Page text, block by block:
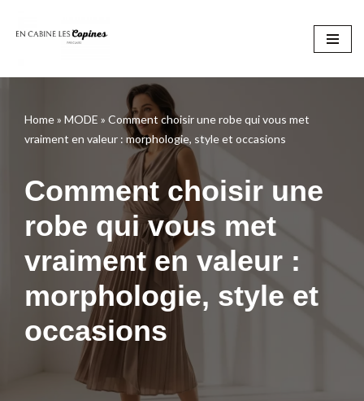
Home» MODE » Comment choisir une robe qui vous met
vraiment en valeur : morphologie, style et occasions
Comment choisir une
robe qui vous met
vraiment en valeur :
morphologie, style et
occasions